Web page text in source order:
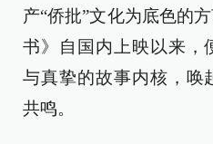
产“侨批”文化为底色的
书》自国内上映以来，
与真挚的故事内核，唤
共鸣。